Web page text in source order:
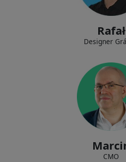
Rafał
Designer
CMO
Construindo relacionamentos